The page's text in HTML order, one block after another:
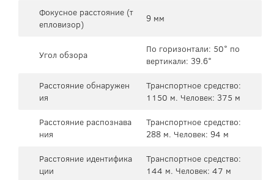
Фокусное расстояние (т
епловизор)
9 мм
Угол обзора
По горизонтали: 50° по
вертикали: 39.6°
Расстояние обнаружен
ия
Транспортное средство:
1150 м. Человек: 375 м
Расстояние распознава
ния
Транспортное средство:
288 м. Человек: 94 м
Расстояние идентифика
ции
Транспортное средство:
144 м. Человек: 47 м